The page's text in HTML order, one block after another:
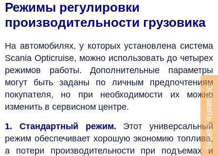
Режимы регулировки
производительности грузовика
На автомобилях, у которых установлена система
Scania Opticruise, можно использовать до четырех
режимов работы. Дополнительные параметры
могут быть заданы по личным предпочтениям
покупателя, но при необходимости их можно
изменить в сервисном центре.
1. Стандартный режим.
Этот универсальный
режим обеспечивает хорошую экономию топлива,
а потери производительности при подъемах и
Оставить заявку